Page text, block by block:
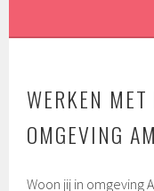
WERKEN
OMGEVING
Woon jij in omgeving